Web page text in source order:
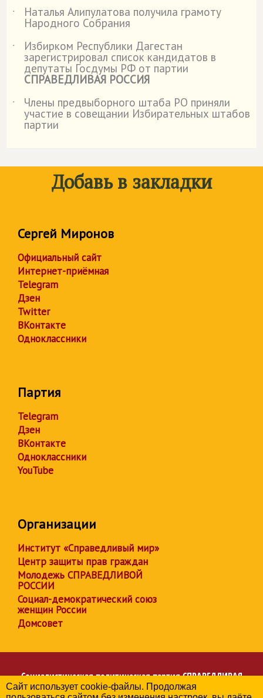
˙
Наталья Алипулатова получила грамоту
Народного Собрания
˙
Избирком Республики Дагестан
зарегистрировал список кандидатов в
депутаты Госдумы РФ от партии
СПРАВЕДЛИВАЯ РОССИЯ
˙
Члены предвыборного штаба РО приняли
участие в совещании Избирательных штабов
партии
Добавь в закладки
Сергей Миронов
Официальный сайт
Интернет-приёмная
Telegram
Дзен
Twitter
ВКонтакте
Одноклассники
Партия
Telegram
Дзен
ВКонтакте
Одноклассники
YouTube
Организации
Институт «Справедливый мир»
Центр защиты прав граждан
Молодежь СПРАВЕДЛИВОЙ
РОССИИ
Социал-демократический союз
женщин России
Домсовет
Социалистическая политическая партияСПРАВЕДЛИВАЯ
РОССИЯ
Сайт использует cookie-файлы. Продолжая